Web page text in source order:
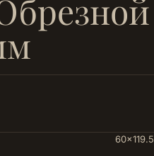
60×119.5